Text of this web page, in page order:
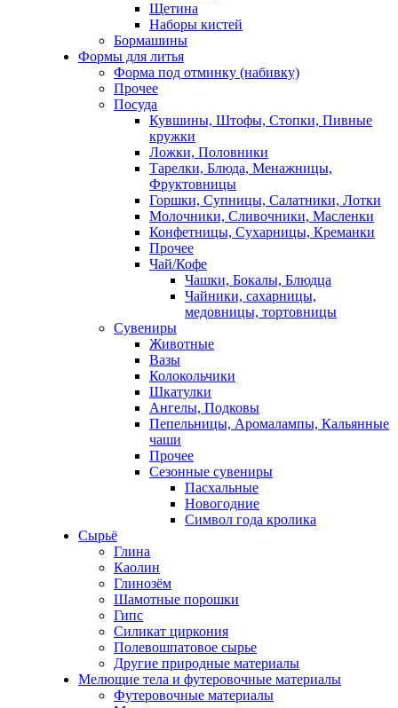
Щетина
Наборы кистей
Бормашины
Формы для литья
Форма под отминку (набивку)
Прочее
Посуда
Кувшины, Штофы, Стопки, Пивные
кружки
Ложки, Половники
Тарелки, Блюда, Менажницы,
Фруктовницы
Горшки, Супницы, Салатники, Лотки
Молочники, Сливочники, Масленки
Конфетницы, Сухарницы, Креманки
Прочее
Чай/Кофе
Чашки, Бокалы, Блюдца
Чайники, сахарницы,
медовницы, тортовницы
Сувениры
Животные
Вазы
Колокольчики
Шкатулки
Ангелы, Подковы
Пепельницы, Аромалампы, Кальянные
чаши
Прочее
Сезонные сувениры
Пасхальные
Новогодние
Символ года кролика
Сырьё
Глина
Каолин
Глинозём
Шамотные порошки
Гипс
Силикат циркония
Полевошпатовое сырье
Другие природные материалы
Мелющие тела и футеровочные материалы
Футеровочные материалы